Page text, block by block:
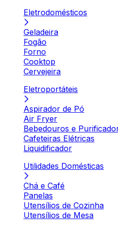
Eletrodomésticos
Geladeira
Fogão
Forno
Cooktop
Cervejeira
Eletroportáteis
Aspirador de Pó
Air Fryer
Bebedouros e
Cafeteiras Elétricas
Liquidificador
Utilidades Domésticas
Chá e Café
Panelas
Utensílios de Cozinha
Utensílios de Mesa